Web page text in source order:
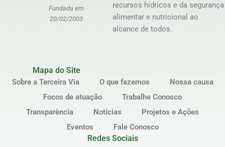
Fundada em
20/02/2003
recursos hídricos e da segurança
alimentar e nutricional ao
alcance de todos.
Mapa do Site
Sobre a Terceira Via O que fazemos
Nossa causa
Focos de atuação
Trabalhe Conosco
Transparência
Notícias
Projetos e Ações
Eventos
Fale Conosco
Redes Sociais